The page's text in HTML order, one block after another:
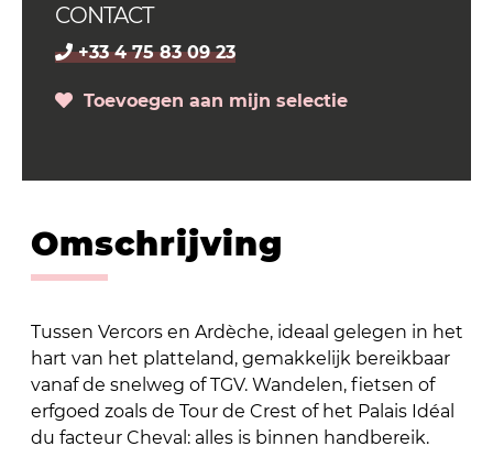
CONTACT
+33 4 75 83 09 23
Toevoegen aan mijn selectie
Omschrijving
Tussen Vercors en Ardèche, ideaal gelegen in het
hart van het platteland, gemakkelijk bereikbaar
vanaf de snelweg of TGV. Wandelen, fietsen of
erfgoed zoals de Tour de Crest of het Palais Idéal
du facteur Cheval: alles is binnen handbereik.